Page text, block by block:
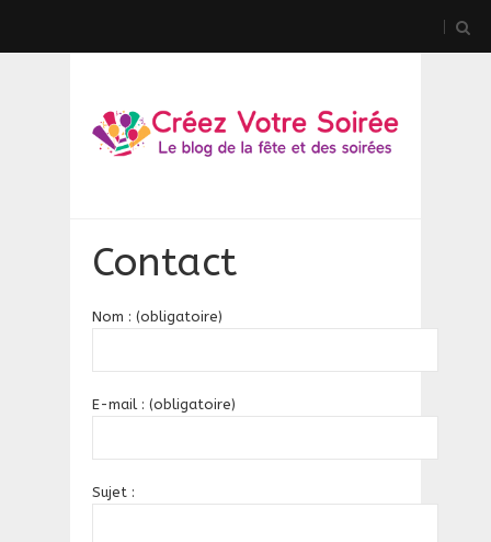
Contact
Nom : (obligatoire)
E-mail : (obligatoire)
Sujet :